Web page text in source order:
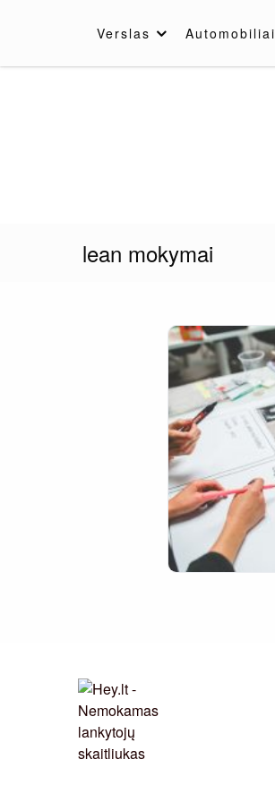
Verslas Automobiliai
lean mokymai